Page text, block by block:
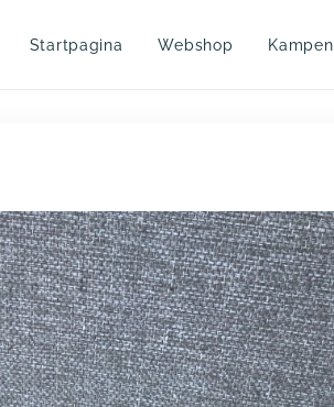
Startpagina Webshop Kampen